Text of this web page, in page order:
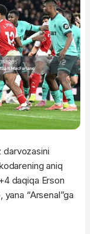
darvozasini
aniq
daqiqa Erson
“Arsenal”ga